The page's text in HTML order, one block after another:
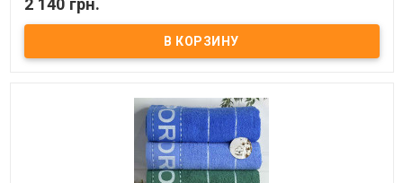
В наличии
Набор махровых полотенец Sweet dreams из 6 шт. 70x140 см.
Комплектность: 70х140 см (6 шт. ) Состав: махра, 100% хлопок.
Плотность: 550 г/м.кв. Упаковка: ПВХ Производитель: Sweet
2 140 грн.